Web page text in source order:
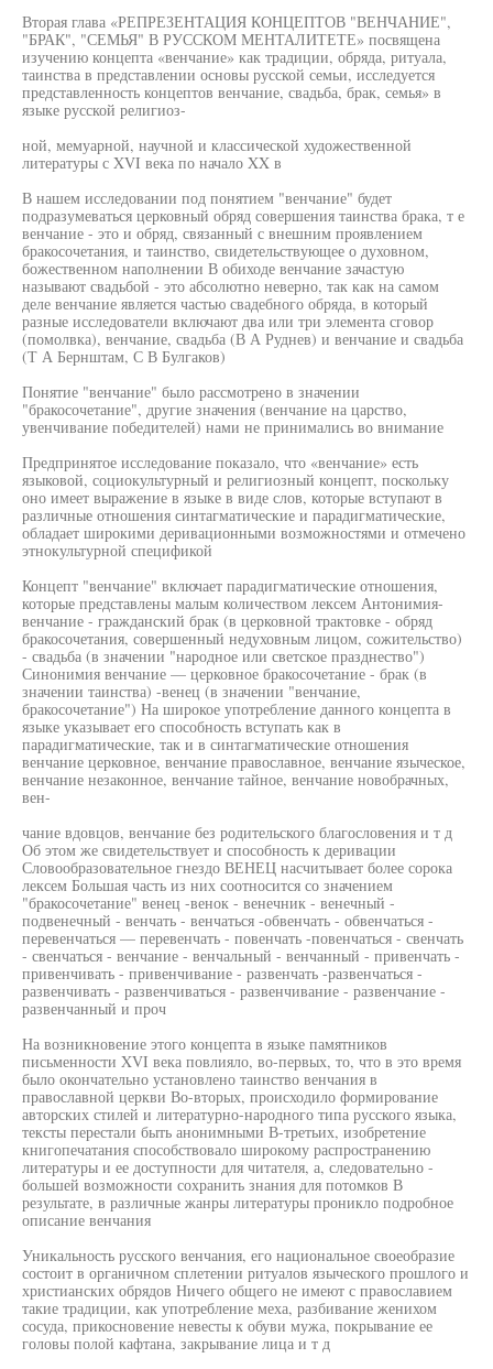
Вторая глава «РЕПРЕЗЕНТАЦИЯ КОНЦЕПТОВ "ВЕНЧАНИЕ",
"БРАК", "СЕМЬЯ" В РУССКОМ МЕНТАЛИТЕТЕ» посвящена
изучению концепта «венчание» как традиции, обряда, ритуала,
таинства в представлении основы русской семьи, исследуется
представленность концептов венчание, свадьба, брак, семья» в
языке русской религиоз-
ной, мемуарной, научной и классической художественной
литературы с XVI века по начало XX в
В нашем исследовании под понятием "венчание" будет
подразумеваться церковный обряд совершения таинства брака, т е
венчание - это и обряд, связанный с внешним проявлением
бракосочетания, и таинство, свидетельствующее о духовном,
божественном наполнении В обиходе венчание зачастую
называют свадьбой - это абсолютно неверно, так как на самом
деле венчание является частью свадебного обряда, в который
разные исследователи включают два или три элемента сговор
(помолвка), венчание, свадьба (В А Руднев) и венчание и свадьба
(Т А Бернштам, С В Булгаков)
Понятие "венчание" было рассмотрено в значении
"бракосочетание", другие значения (венчание на царство,
увенчивание победителей) нами не принимались во внимание
Предпринятое исследование показало, что «венчание» есть
языковой, социокультурный и религиозный концепт, поскольку
оно имеет выражение в языке в виде слов, которые вступают в
различные отношения синтагматические и парадигматические,
обладает широкими деривационными возможностями и отмечено
этнокультурной спецификой
Концепт "венчание" включает парадигматические отношения,
которые представлены малым количеством лексем Антонимия-
венчание - гражданский брак (в церковной трактовке - обряд
бракосочетания, совершенный недуховным лицом, сожительство)
- свадьба (в значении "народное или светское празднество")
Синонимия венчание — церковное бракосочетание - брак (в
значении таинства) -венец (в значении "венчание,
бракосочетание") На широкое употребление данного концепта в
языке указывает его способность вступать как в
парадигматические, так и в синтагматические отношения
венчание церковное, венчание православное, венчание языческое,
венчание незаконное, венчание тайное, венчание новобрачных,
вен-
чание вдовцов, венчание без родительского благословения и т д
Об этом же свидетельствует и способность к деривации
Словообразовательное гнездо ВЕНЕЦ насчитывает более сорока
лексем Большая часть из них соотносится со значением
"бракосочетание" венец -венок - венечник - венечный -
подвенечный - венчать - венчаться -обвенчать - обвенчаться -
перевенчаться — перевенчать - повенчать -повенчаться - свенчать
- свенчаться - венчание - венчальный - венчанный - привенчать -
привенчивать - привенчивание - развенчать -развенчаться -
развенчивать - развенчиваться - развенчивание - развенчание -
развенчанный и проч
На возникновение этого концепта в языке памятников
письменности XVI века повлияло, во-первых, то, что в это время
было окончательно установлено таинство венчания в
православной церкви Во-вторых, происходило формирование
авторских стилей и литературно-народного типа русского языка,
тексты перестали быть анонимными В-третьих, изобретение
книгопечатания способствовало широкому распространению
литературы и ее доступности для читателя, а, следовательно -
большей возможности сохранить знания для потомков В
результате, в различные жанры литературы проникло подробное
описание венчания
Уникальность русского венчания, его национальное своеобразие
состоит в органичном сплетении ритуалов языческого прошлого и
христианских обрядов Ничего общего не имеют с православием
такие традиции, как употребление меха, разбивание женихом
сосуда, прикосновение невесты к обуви мужа, покрывание ее
головы полой кафтана, закрывание лица и т д